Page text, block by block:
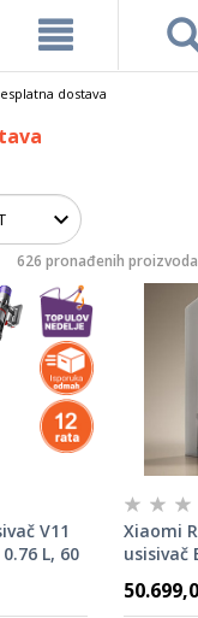
dostava
626 pronađenih proizvoda
V11
L, 60
Xiaomi
usisivač